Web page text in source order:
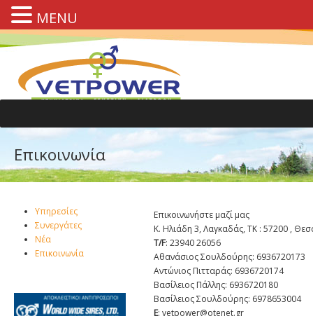
Επικοινωνία
Επικοινωνήστε μαζί μας
K. Ηλιάδη 3, Λαγκαδάς, ΤΚ : 57200 ,
Τ/F: 23940 26056
Αθανάσιος Σουλδούρης: 6936720173
Αντώνιος Πιτταράς: 6936720174
Βασίλειος Πάλλης: 6936720180
Βασίλειος Σουλδούρης: 6978653004
E: vetpower@otenet.gr
Υπηρεσίες
Συνεργάτες
Νέα
Επικοινωνία
MENU